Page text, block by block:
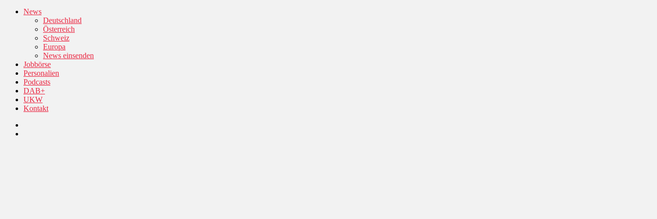
News
Deutschland
Österreich
Schweiz
Europa
News einsenden
Jobbörse
Personalien
Podcasts
DAB+
UKW
Kontakt